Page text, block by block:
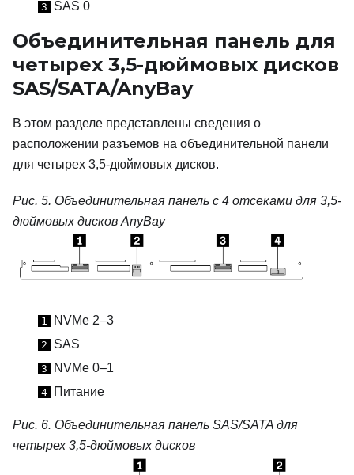
3 SAS 0
Объединительная панель для
четырех 3,5-дюймовых дисков
SAS/SATA/AnyBay
В этом разделе представлены сведения о
расположении разъемов на объединительной панели
для четырех 3,5-дюймовых дисков.
Рис. 5. Объединительная панель с 4 отсеками для 3,5-
дюймовых дисков AnyBay
1 NVMe 2–3
2 SAS
3 NVMe 0–1
4 Питание
Рис. 6. Объединительная панель SAS/SATA для
четырех 3,5-дюймовых дисков